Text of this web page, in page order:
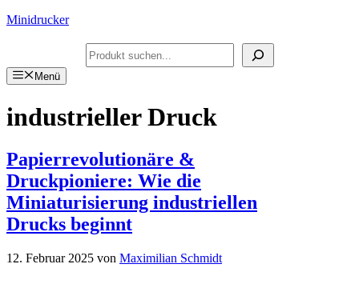
Zum
Minidrucker
Suchen
Menü
industrieller Druck
Papierrevolutionäre &
Druckpioniere: Wie die
Miniaturisierung industriellen
Drucks beginnt
12. Februar 2025 von Maximilian Schmidt